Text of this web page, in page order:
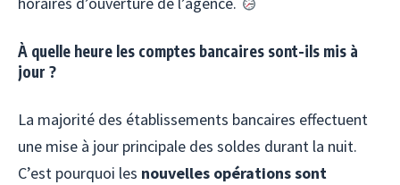
À quelle heure les comptes bancaires sont-ils mis à
jour ?
La majorité des établissements bancaires effectuent
une mise à jour principale des soldes durant la nuit.
C’est pourquoi les nouvelles opérations sont